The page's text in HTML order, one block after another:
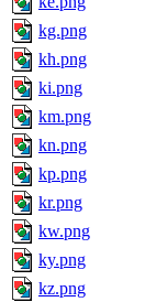
kg.png
kh.png
ki.png
km.png
kn.png
kp.png
kr.png
kw.png
ky.png
kz.png